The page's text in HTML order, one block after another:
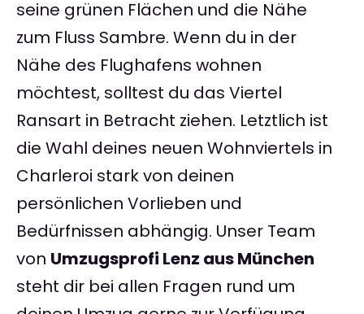
seine grünen Flächen und die Nähe
zum Fluss Sambre. Wenn du in der
Nähe des Flughafens wohnen
möchtest, solltest du das Viertel
Ransart in Betracht ziehen. Letztlich ist
die Wahl deines neuen Wohnviertels in
Charleroi stark von deinen
persönlichen Vorlieben und
Bedürfnissen abhängig. Unser Team
von Umzugsprofi Lenz aus München
steht dir bei allen Fragen rund um